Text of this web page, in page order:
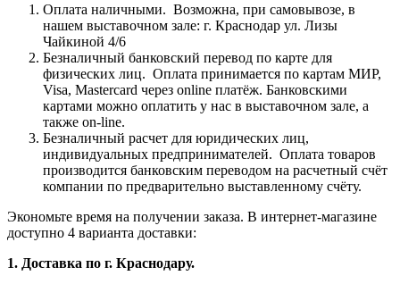
Оплата наличными. Возможна, при самовывозе, в
нашем выставочном зале: г. Краснодар ул. Лизы
Чайкиной 4/6
Безналичный банковский перевод по карте для
физических лиц. Оплата принимается по картам МИР,
Visa, Mastercard через online платёж. Банковскими
картами можно оплатить у нас в выставочном зале, а
также on-line.
Безналичный расчет для юридических лиц,
индивидуальных предпринимателей. Оплата товаров
производится банковским переводом на расчетный счёт
компании по предварительно выставленному счёту.
Экономьте время на получении заказа. В интернет-магазине
доступно 4 варианта доставки:
1. Доставка по г. Краснодару.